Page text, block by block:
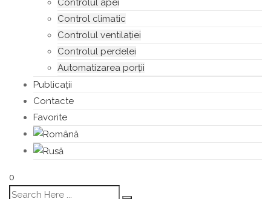
Controlul apei
Control climatic
Controlul ventilației
Сontrolul perdelei
Automatizarea porții
Publicații
Contacte
Favorite
0